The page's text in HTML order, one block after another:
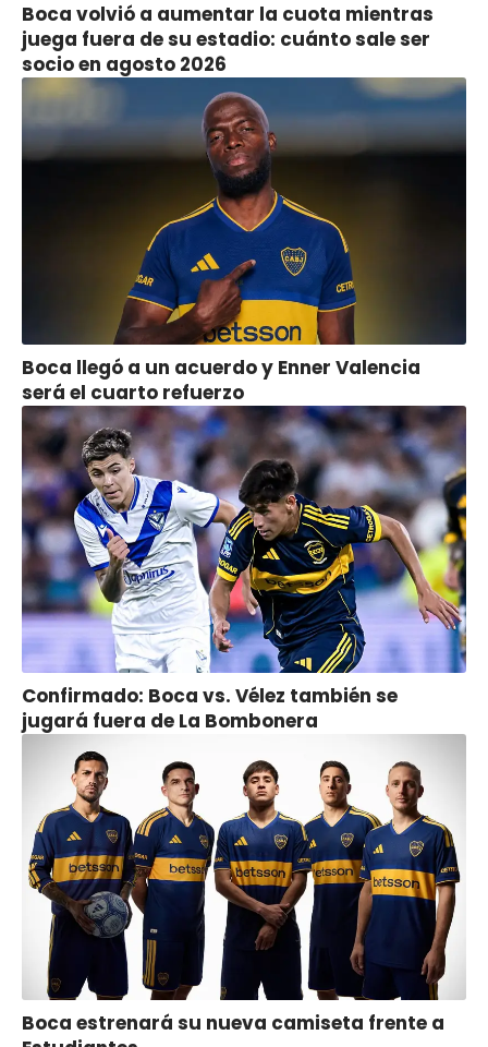
Boca volvió a aumentar la cuota mientras
juega fuera de su estadio: cuánto sale ser
socio en agosto 2026
Boca llegó a un acuerdo y Enner Valencia
será el cuarto refuerzo
Confirmado: Boca vs. Vélez también se
jugará fuera de La Bombonera
Boca estrenará su nueva camiseta frente a